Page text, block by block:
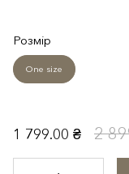
Розмір
One size
1 799.00 ₴ 2